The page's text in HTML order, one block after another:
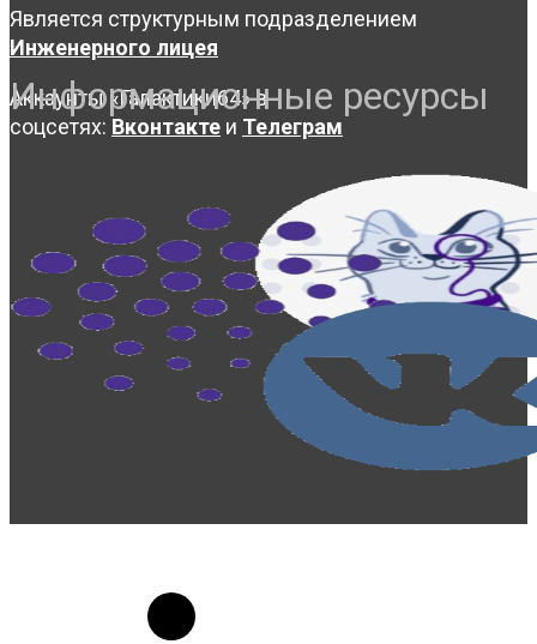
Является структурным подразделением
Инженерного лицея
Аккаунты «Галактики64» в
соцсетях: Вконтакте и Телеграм
Информационные ресурсы
использовании материалов сайта galaktika64.ru
ссылка на источник обязательна.